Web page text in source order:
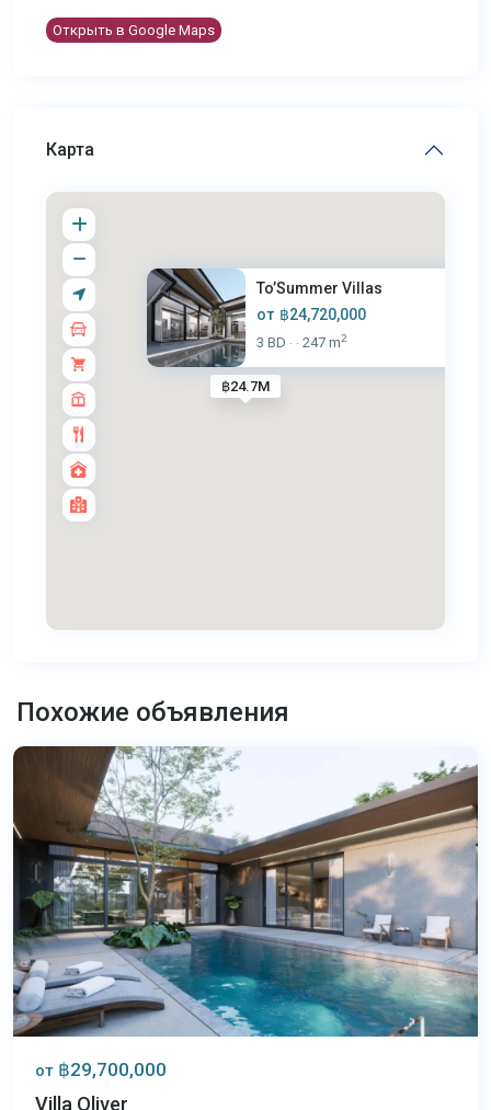
Открыть в Google Maps
Карта
฿24.7M
To’Summer Villas
от ฿24,720,000
3 BD · · 247 m2
Похожие объявления
Пхукет
от ฿29,700,000
Villa Oliver